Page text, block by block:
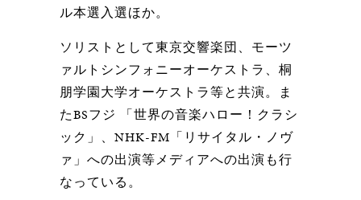
ル本選入選ほか。
ソリストとして東京交響楽団、モーツ
ァルトシンフォニーオーケストラ、桐
朋学園大学オーケストラ等と共演。ま
たBSフジ 「世界の音楽ハロー！クラシ
ック」、NHK-FM「リサイタル・ノヴ
ァ」への出演等メディアへの出演も行
なっている。